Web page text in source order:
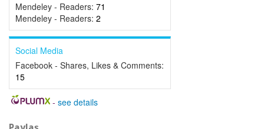
Mendeley - Readers: 71
Mendeley - Readers: 2
Social Media
Facebook - Shares, Likes & Comments:
15
- see details